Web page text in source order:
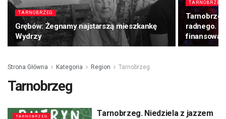
TARNOBRZEG
Grębów: Żegnamy najstarszą mieszkankę
Wydrzy
TARNOBRZEG
radnego.
Strona Główna Kategoria Region Tarnobrzeg
Tarnobrzeg
TARNOBRZEG
Tarnobrzeg. Niedziela z jazzem